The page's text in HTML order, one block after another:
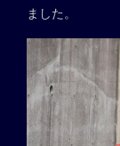
ました。